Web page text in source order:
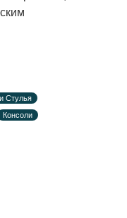
Стулья
Консоли